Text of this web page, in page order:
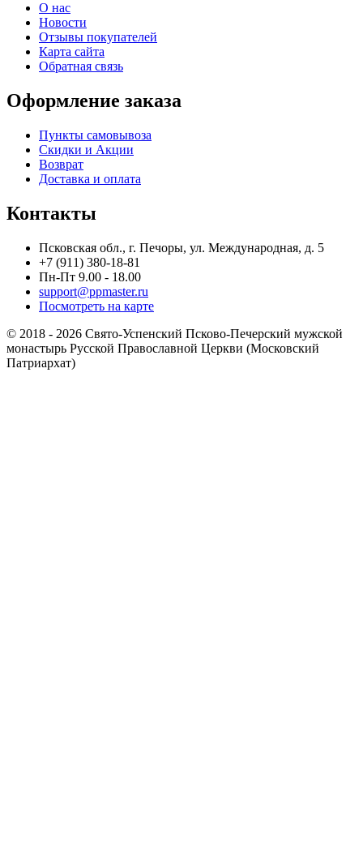
О нас
Новости
Отзывы покупателей
Карта сайта
Обратная связь
Оформление заказа
Пункты самовывоза
Скидки и Акции
Возврат
Доставка и оплата
Контакты
Псковская обл., г. Печоры, ул. Международная, д. 5
+7 (911) 380-18-81
Пн-Пт 9.00 - 18.00
support@ppmaster.ru
Посмотреть на карте
© 2018 - 2026 Свято-Успенский Псково-Печерский мужской
монастырь Русской Православной Церкви (Московский
Патриархат)